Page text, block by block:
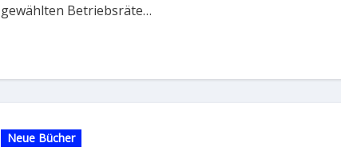
gewählten Betriebsräte…
Neue Bücher